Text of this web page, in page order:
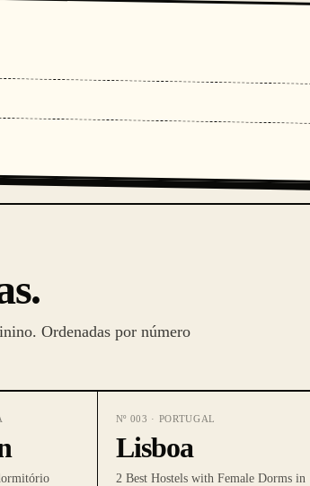
Ordenadas por número
Nº 003 · PORTUGAL
Lisboa
2 Best Hostels with Female Dorms in